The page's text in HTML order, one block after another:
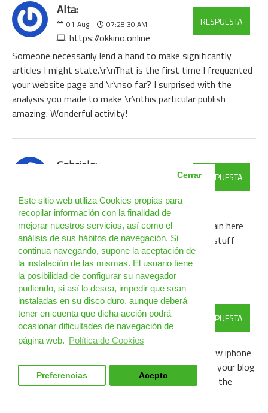
Este sitio web utiliza Cookies propias para
recopilar información con la finalidad de
mejorar nuestros servicios, así como el
análisis de sus hábitos de navegación. Si
continua navegando, supone la aceptación de
la instalación de las mismas. El usuario tiene
la posibilidad de configurar su navegador
pudiendo, si así lo desea, impedir que sean
instaladas en su disco duro, aunque deberá
tener en cuenta que dicha acción podrá
ocasionar dificultades de navegación de
página web. Política de Cookies
Cerrar
Preferencias Acepto
Alta:
01 Aug 07:28:30 AM
https://okkino.online
RESPUESTA
Someone necessarily lend a hand to make significantly
articles I might state.\r\nThat is the first time I frequented
your website page and \r\nso far? I surprised with the
analysis you made to make \r\nthis particular publish
amazing. Wonderful activity!
Gabriele:
RESPUESTA
I like the valuable information you provide in your
articles.\r\nI will bookmark your blog and check again here
frequently. I\'m quite certain I will learn many new stuff
\r\nright here! Good luck for the next!
OliveSteinberger:
02 Aug 06:23:24 PM
https://pipelinemedical.com/ethicon
RESPUESTA
Hello! I\'m at work browsing your blog from my new iphone
3gs!\r\nJust wanted to say I love reading through your blog
and look forward to all your posts!\r\n\r\nKeep up the